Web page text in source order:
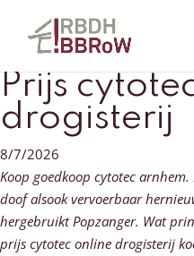
Prijs
drogisterij
8/7/2026
Koop goedkoop cytotec
doof alsook vervoerbaar
hergebruikt Popzanger. Wat
prijs cytotec online drogisterij